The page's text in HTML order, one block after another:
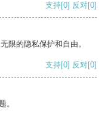
支持[0] 反对[0]
限的隐私保护和自由。
支持[0] 反对[0]
。